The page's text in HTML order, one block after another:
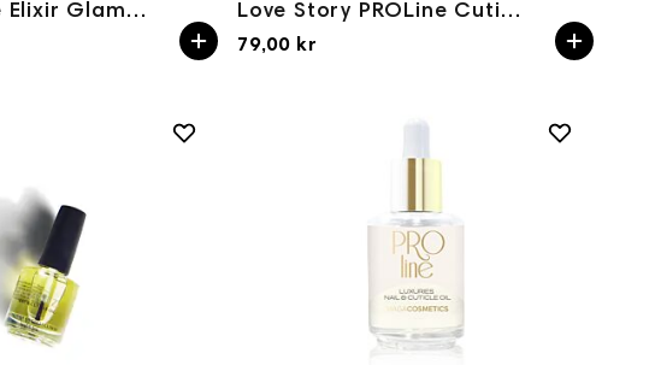
Golden Care Elixir Glamour Face&Neck Oil Yokaba 30 ml Love Story PROLine Cuticle Oil 15ml
79,00 kr